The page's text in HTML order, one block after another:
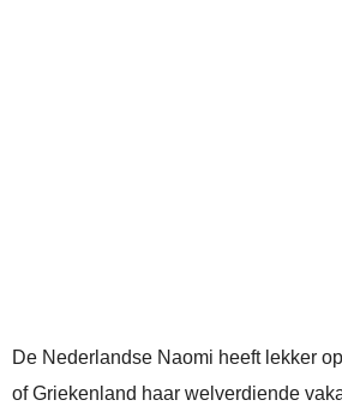
De Nederlandse Naomi heeft lekker
of Griekenland haar welverdiende